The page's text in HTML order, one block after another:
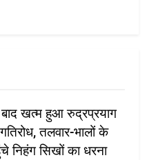
खत्म हुआ रुद्रप्रयाग
गतिरोध, तलवार-भालों के
निहंग सिखों का धरना